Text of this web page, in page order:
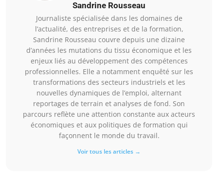
Sandrine Rousseau
Journaliste spécialisée dans les domaines de
l’actualité, des entreprises et de la formation,
Sandrine Rousseau couvre depuis une dizaine
d’années les mutations du tissu économique et les
enjeux liés au développement des compétences
professionnelles. Elle a notamment enquêté sur les
transformations des secteurs industriels et les
nouvelles dynamiques de l’emploi, alternant
reportages de terrain et analyses de fond. Son
parcours reflète une attention constante aux acteurs
économiques et aux politiques de formation qui
façonnent le monde du travail.
Voir tous les articles →